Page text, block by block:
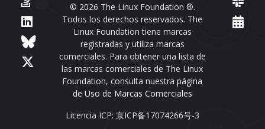
© 2026 The Linux Foundation ®.
Todos los derechos reservados. The
Linux Foundation tiene marcas
registradas y utiliza marcas
comerciales. Para obtener una lista de
las marcas comerciales de The Linux
Foundation, consulta nuestrapágina
de Uso de Marcas Comerciales
Licencia ICP: 京ICP备17074266号-3